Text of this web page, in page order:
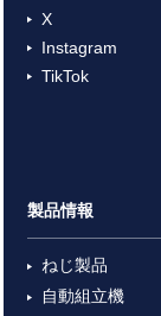
X
Instagram
TikTok
製品情報
ねじ製品
自動組立機